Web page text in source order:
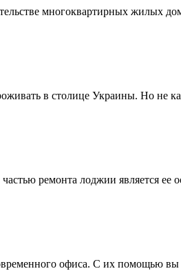
многоквартирных жилых
в столице Украины. Но не
ремонта лоджии является ее
офиса. С их помощью вы